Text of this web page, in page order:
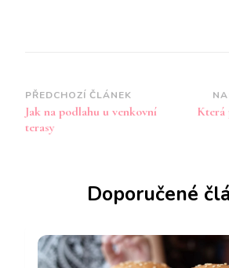
Navigace
příspěvku
PŘEDCHOZÍ ČLÁNEK
Jak na podlahu u venkovní
terasy
Která
Doporučené